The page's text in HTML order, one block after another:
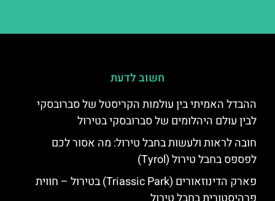
חשוב לדעת
ההבדל האמיתי בין עולמות הקריסטל של סברובסקי
לבין עולם היהלומים של סברובסקי בטירול
חובה לראות ולעשות בחבל טירול: מה אסור לכם
לפספס בחבל טירול (Tyrol)
פארק הדינוזאורים (Triassic Park) בטירול – חווית